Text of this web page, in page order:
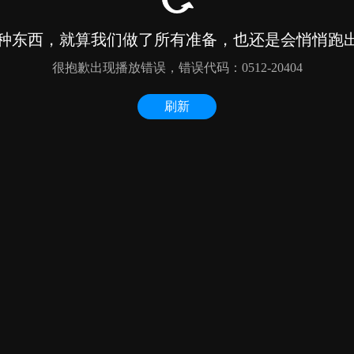
东西，就算我们做了所有准备，也还是会悄悄跑
很抱歉出现播放错误，错误代码：0512-20404
刷新